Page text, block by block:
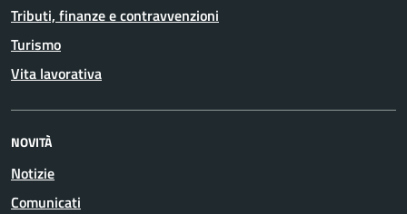
Tributi, finanze e contravvenzioni
Turismo
Vita lavorativa
NOVITÀ
Notizie
Comunicati